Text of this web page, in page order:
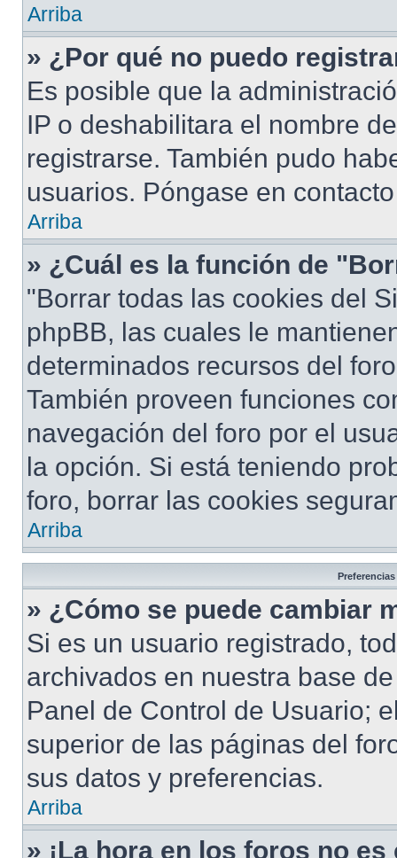
Arriba
» ¿Por qué no puedo
Es posible que la
IP o deshabilitara el nombre
registrarse. También pudo
usuarios. Póngase en
Arriba
» ¿Cuál es la función de
"Borrar todas las cookies del
phpBB, las cuales le
determinados recursos del
También proveen funciones
navegación del foro por el
la opción. Si está teniendo
foro, borrar las cookies
Arriba
» ¿Cómo se puede cambiar
Si es un usuario registrado,
archivados en nuestra base
Panel de Control de Usuario;
superior de las páginas del
sus datos y preferencias.
Arriba
» ¡La hora en los foros no